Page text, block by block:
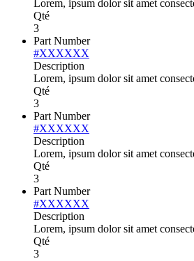
Lorem, ipsum dolor sit amet
Qté
3
Part Number
#XXXXXX
Description
Lorem, ipsum dolor sit amet
Qté
3
Part Number
#XXXXXX
Description
Lorem, ipsum dolor sit amet
Qté
3
Part Number
#XXXXXX
Description
Lorem, ipsum dolor sit amet
Qté
3